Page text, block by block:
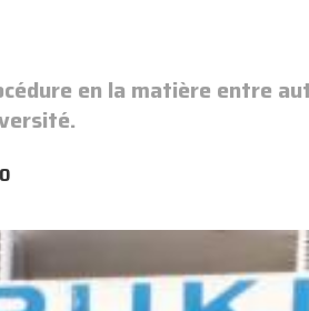
en la matière entre
0